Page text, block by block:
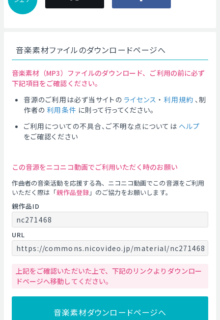
音楽素材ファイルのダウンロードページへ
音楽素材（MP3）ファイルのダウンロード、ご利用の前に必ず
下記項目をご確認ください。
音源のご利用は必ず当サイトの ライセンス ・ 利用規約 、制
作者の 利用条件 に則って行ってください。
ご利用についての不具合、ご不明な点については ヘルプ
をご確認ください
この音源をニコニコ動画でご利用いただく時のお願い
作曲者の音楽活動を応援する為、ニコニコ動画でこの音源をご利用
いただく際は「親作品登録」のご協力をお願いします。
親作品ID
nc271468
URL
https://commons.nicovideo.jp/material/nc271468
上記をご確認いただいた上で、下記のリンクよりダウンロー
ドページへ移動してください。
音楽素材ダウンロードページへ